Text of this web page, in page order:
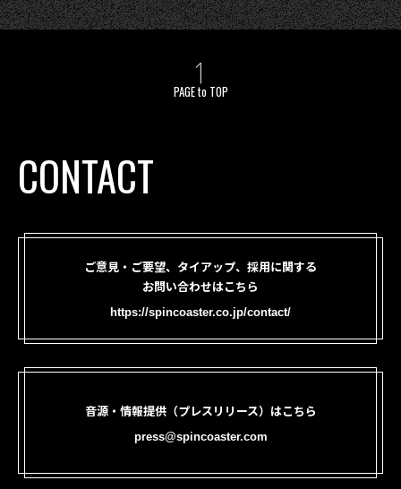
PAGE to TOP
CONTACT
ご意見・ご要望、タイアップ、採用に関する
お問い合わせはこちら
https://spincoaster.co.jp/contact/
音源・情報提供（プレスリリース）はこちら
press@spincoaster.com